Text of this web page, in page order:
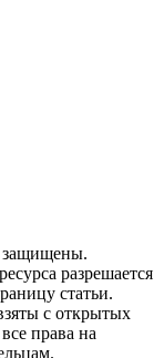
защищены.
разрешается
статьи.
с открытых
права на